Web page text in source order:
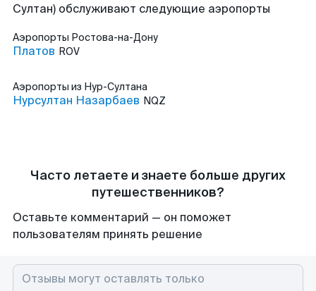
Султан) обслуживают следующие аэропорты
Аэропорты Ростова-на-Дону
Платов ROV
Аэропорты из Нур-Султана
Нурсултан Назарбаев NQZ
Часто летаете и знаете больше других
путешественников?
Оставьте комментарий — он поможет
пользователям принять решение